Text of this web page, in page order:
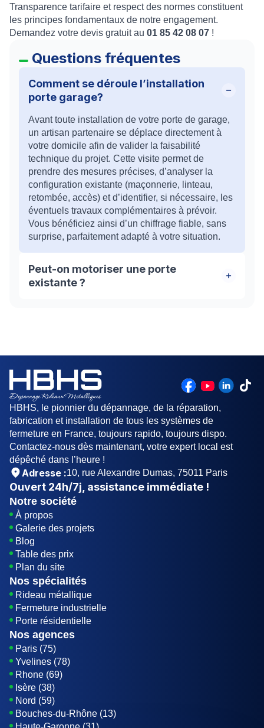
Transparence tarifaire et respect des normes constituent
les principes fondamentaux de notre engagement.
Demandez votre devis gratuit au 01 85 42 08 07 !
Questions fréquentes
Comment se déroule l’installation
porte garage?
Avant toute installation de votre porte de garage,
un artisan partenaire se déplace directement à
votre domicile afin de valider la faisabilité
technique du projet. Cette visite permet de
prendre des mesures précises, d’analyser la
configuration existante (maçonnerie, linteau,
retombée, accès) et d’identifier, si nécessaire, les
éventuels travaux complémentaires à prévoir.
Vous bénéficiez ainsi d’un chiffrage fiable, sans
surprise, parfaitement adapté à votre situation.
Peut-on motoriser une porte
existante ?
(sectionnelle, basculante, enroulable, battante)
son état général (équilibrage, usure des pièces,
rigidité) la présence d’un espace suffisant pour le
moteur la configuration du garage (plafond,
refoulement, alimentation électrique)
HBHS, le pionnier du dépannage, de la réparation,
fabrication et installation de tous les systèmes de
fermeture en France, toujours rapido, toujours dispo.
Contactez-nous dès maintenant, votre expert local est
dépêché dans l’heure !
Adresse :10, rue Alexandre Dumas, 75011 Paris
Ouvert 24h/7j , assistance immédiate !
Notre société
À propos
Galerie des projets
Blog
Table des prix
Plan du site
Nos spécialités
Rideau métallique
Fermeture industrielle
Porte résidentielle
Nos agences
Paris (75)
Yvelines (78)
Rhone (69)
Isère (38)
Nord (59)
Bouches-du-Rhône (13)